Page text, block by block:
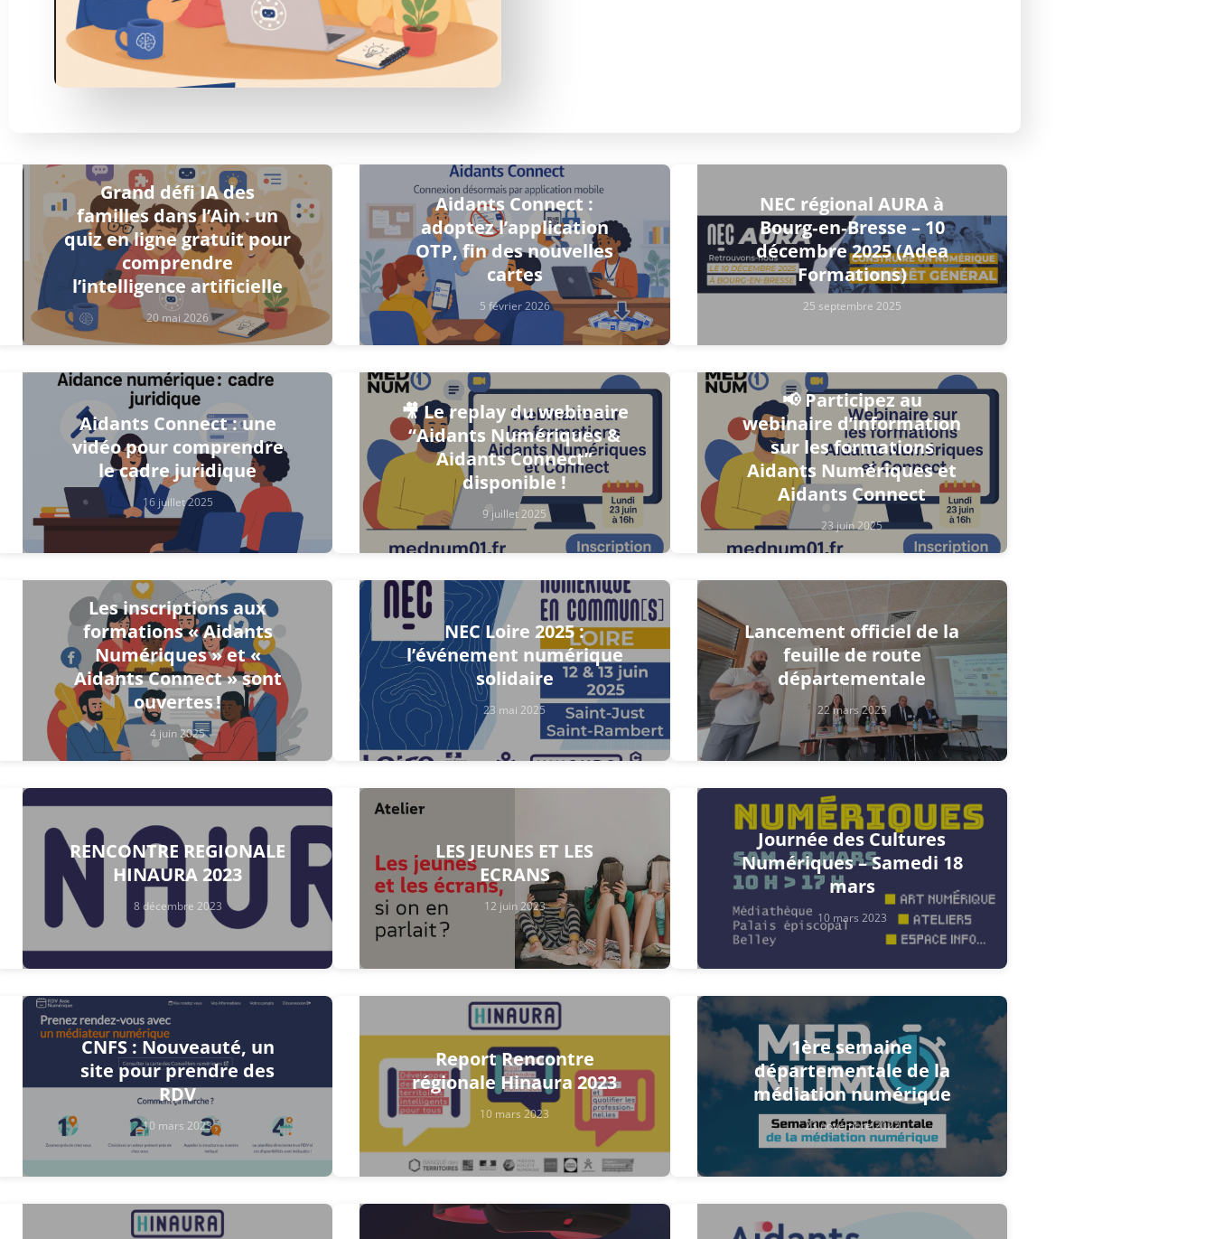
Grand défi IA des
familles dans l’Ain : un
quiz en ligne gratuit pour
comprendre
l’intelligence artificielle
20 mai 2026
Aidants Connect :
adoptez l’application
OTP, fin des nouvelles
cartes
5 février 2026
NEC régional AURA à
Bourg‑en‑Bresse – 10
décembre 2025 (Adea
Formations)
25 septembre 2025
Aidants Connect : une
vidéo pour comprendre
le cadre juridique
16 juillet 2025
🎥 Le replay du webinaire
“Aidants Numériques &
Aidants Connect”
disponible !
9 juillet 2025
📢 Participez au
webinaire d’information
sur les formations
Aidants Numériques et
Aidants Connect
23 juin 2025
Les inscriptions aux
formations « Aidants
Numériques » et «
Aidants Connect » sont
ouvertes !
4 juin 2025
NEC Loire 2025 :
l’événement numérique
solidaire
23 mai 2025
Lancement officiel de la
feuille de route
départementale
22 mars 2025
RENCONTRE REGIONALE
HINAURA 2023
8 décembre 2023
LES JEUNES ET LES
ECRANS
12 juin 2023
Journée des Cultures
Numériques – Samedi 18
mars
10 mars 2023
CNFS : Nouveauté, un
site pour prendre des
RDV
10 mars 2023
Report Rencontre
régionale Hinaura 2023
10 mars 2023
1ère semaine
départementale de la
médiation numérique
23 novembre 2022